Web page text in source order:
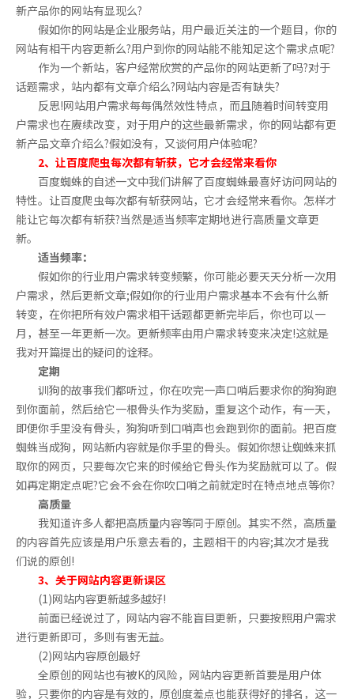
新产品你的网站有显现么?
假如你的网站是企业服务站，用户最近关注的一个题目，你的
网站有相干内容更新么?用户到你的网站能不能知足这个需求点呢?
作为一个新站，客户经常欣赏的产品你的网站更新了吗?对于
话题需求，站内都有文章介绍么?网站内容是否有缺失?
反思!网站用户需求每每偶然效性特点，而且随着时间转变用
户需求也在赓续改变，对于用户的这些最新需求，你的网站都有更
新产品文章介绍么?假如没有，又谈何用户体验呢?
2、让百度爬虫每次都有斩获，它才会经常来看你
百度蜘蛛的自述一文中我们讲解了百度蜘蛛最喜好访问网站的
特性。让百度爬虫每次都有斩获网站，它才会经常来看你。怎样才
能让它每次都有斩获?当然是适当频率定期地进行高质量文章更
新。
适当频率：
假如你的行业用户需求转变频繁，你可能必要天天分析一次用
户需求，然后更新文章;假如你的行业用户需求基本不会有什么新
转变，在你把所有效户需求相干话题都更新完毕后，你也可以一
月，甚至一年更新一次。更新频率由用户需求转变来决定!这就是
我对开篇提出的疑问的诠释。
定期
训狗的故事我们都听过，你在吹完一声口哨后要求你的狗狗跑
到你面前，然后给它一根骨头作为奖励，重复这个动作，有一天，
即便你手里没有骨头，狗狗听到口哨声也会跑到你的面前。把百度
蜘蛛当成狗，网站新内容就是你手里的骨头。假如你想让蜘蛛来抓
取你的网页，只要每次它来的时候给它骨头作为奖励就可以了。假
如再定期定点呢?它会不会在你吹口哨之前就定时在特点地点等你?
高质量
我知道许多人都把高质量内容等同于原创。其实不然，高质量
的内容首先应该是用户乐意去看的，主题相干的内容;其次才是我
们说的原创!
3、关于网站内容更新误区
(1)网站内容更新越多越好!
前面已经说过了，网站内容不能盲目更新，只要按照用户需求
进行更新即可，多则有害无益。
(2)网站内容原创最好
全原创的网站也有被K的风险，网站内容更新首要是用户体
验，只要你的内容是有效的，原创度差点也能获得好的排名，这一